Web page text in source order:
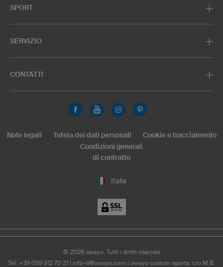
SPORT
SERVIZIO
CONTATTI
Italia
Note legali Tutela dei dati personali
Cookie e tracciamento
Condizioni generali
di contratto
© 2026owayo. Tutti i diritti riservati
Tel: +39 059 912 70 21
info-it@owayo.com | owayo custom sports, c/o M.B.